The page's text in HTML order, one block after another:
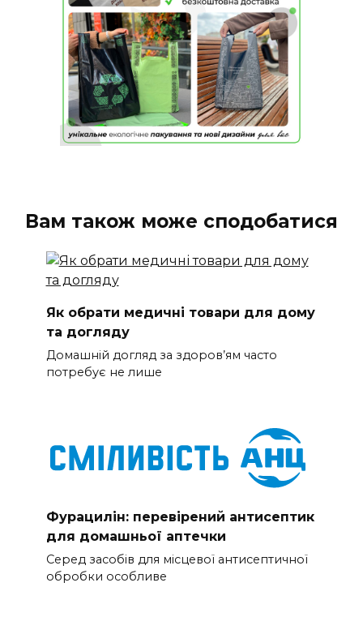
Вам також може сподобатися
Як обрати медичні товари для дому
та догляду
Домашній догляд за здоров’ям часто
потребує не лише
Фурацилін: перевірений антисептик
для домашньої аптечки
Серед засобів для місцевої антисептичної
обробки особливе